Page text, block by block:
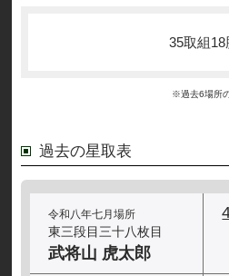
35取組18
※過去6場所
過去の星取表
令和八年七月場所
東三段目三十八枚目
武将山 虎太郎